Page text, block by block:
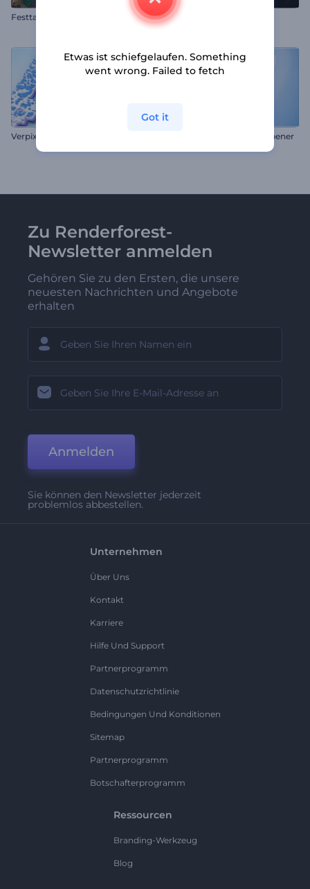
Festtagsglückwunsch-Postkarte Neonflamme Partikel Intro
Verpixeltes Glitch-Logo Reveal Minimalistische Formen Opener
Zu Renderforest-
Newsletter anmelden
Gehören Sie zu den Ersten, die unsere
neuesten Nachrichten und Angebote
erhalten
Anmelden
Sie können den Newsletter jederzeit
problemlos abbestellen.
Unternehmen
Über Uns
Kontakt
Karriere
Hilfe Und Support
Partnerprogramm
Datenschutzrichtlinie
Bedingungen Und Konditionen
Sitemap
Partnerprogramm
Botschafterprogramm
Ressourcen
Branding-Werkzeug
Blog
Etwas ist schiefgelaufen. Something
went wrong. Failed to fetch
Got it